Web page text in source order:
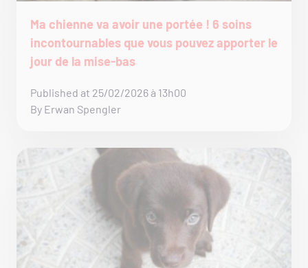
Ma chienne va avoir une portée ! 6 soins
incontournables que vous pouvez apporter le
jour de la mise-bas
Published at 25/02/2026 à 13h00
By Erwan Spengler